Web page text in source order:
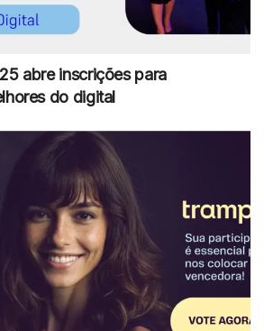
abre inscrições para
do digital